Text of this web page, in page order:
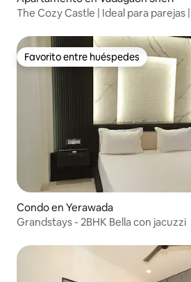
The Cozy Castle | Ideal para parejas
Favorito entre huéspedes
Favorito entre huéspedes
Condo en Yerawada
Grandstays - 2BHK Bella con jacuzzi